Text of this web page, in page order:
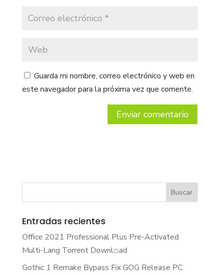
Guarda mi nombre, correo electrónico y web en
este navegador para la próxima vez que comente.
Entradas recientes
Office 2021 Professional Plus Pre-Activated
Multi-Lang Torrent Downl𝚘аd
Gothic 1 Remake Bypass Fix GOG Release PC